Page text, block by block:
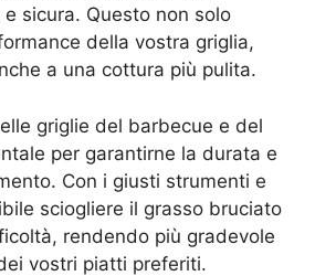
sicura. Questo non solo
della vostra griglia,
a una cottura più pulita.
griglie del barbecue e del
per garantirne la durata e
Con i giusti strumenti e
sciogliere il grasso bruciato
rendendo più gradevole
vostri piatti preferiti.